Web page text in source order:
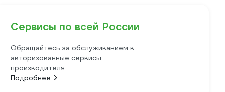
Сервисы по всей России
Обращайтесь за обслуживанием в
авторизованные сервисы
производителя
Подробнее